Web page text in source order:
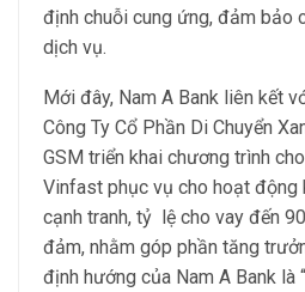
định chuỗi cung ứng, đảm bảo
dịch vụ.
Mới đây, Nam A Bank liên kết
Công Ty Cổ Phần Di Chuyển
GSM triển khai chương trình
Vinfast phục vụ cho hoạt động
cạnh tranh, tỷ lệ cho vay đến
đảm, nhằm góp phần tăng
định hướng của Nam A Bank là